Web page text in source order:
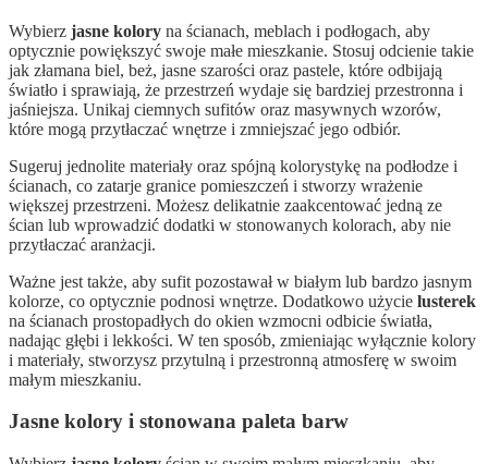
Wybierz jasne kolory na ścianach, meblach i podłogach, aby
optycznie powiększyć swoje małe mieszkanie. Stosuj odcienie takie
jak złamana biel, beż, jasne szarości oraz pastele, które odbijają
światło i sprawiają, że przestrzeń wydaje się bardziej przestronna i
jaśniejsza. Unikaj ciemnych sufitów oraz masywnych wzorów,
które mogą przytłaczać wnętrze i zmniejszać jego odbiór.
Sugeruj jednolite materiały oraz spójną kolorystykę na podłodze i
ścianach, co zatarje granice pomieszczeń i stworzy wrażenie
większej przestrzeni. Możesz delikatnie zaakcentować jedną ze
ścian lub wprowadzić dodatki w stonowanych kolorach, aby nie
przytłaczać aranżacji.
Ważne jest także, aby sufit pozostawał w białym lub bardzo jasnym
kolorze, co optycznie podnosi wnętrze. Dodatkowo użycie lusterek
na ścianach prostopadłych do okien wzmocni odbicie światła,
nadając głębi i lekkości. W ten sposób, zmieniając wyłącznie kolory
i materiały, stworzysz przytulną i przestronną atmosferę w swoim
małym mieszkaniu.
Jasne kolory i stonowana paleta barw